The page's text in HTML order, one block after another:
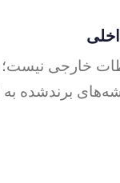
خارجی نیست؛
برندشده